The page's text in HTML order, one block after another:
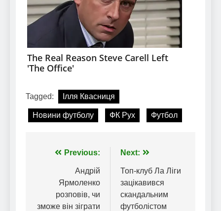
Tagged: Ілля Квасниця
Новини футболу ФК Рух Футбол
Навігація
записів
Previous:
Андрій
Ярмоленко
розповів, чи
зможе він зіграти
Next:
Топ-клуб Ла Ліги
зацікавився
скандальним
футболістом